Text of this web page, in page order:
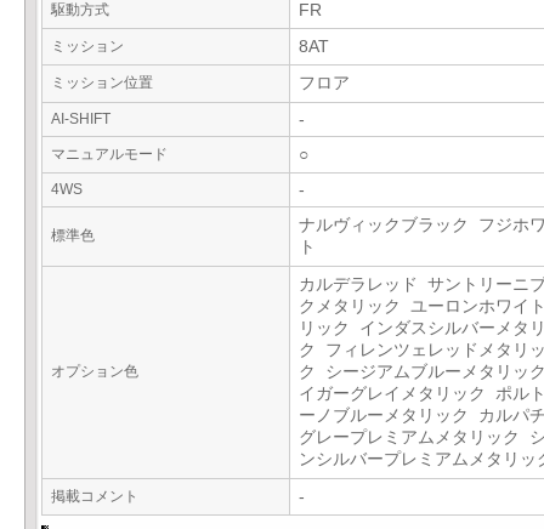
駆動方式 FR
ミッション 8AT
ミッション位置 フロア
AI-SHIFT -
マニュアルモード ○
4WS -
標準色
ナルヴィックブラック フジホ
ト
オプション色
カルデラレッド サントリーニ
クメタリック ユーロンホワイ
リック インダスシルバーメタ
ク フィレンツェレッドメタリ
ク シージアムブルーメタリッ
イガーグレイメタリック ポル
ーノブルーメタリック カルパ
グレープレミアムメタリック
ンシルバープレミアムメタリ
掲載コメント -